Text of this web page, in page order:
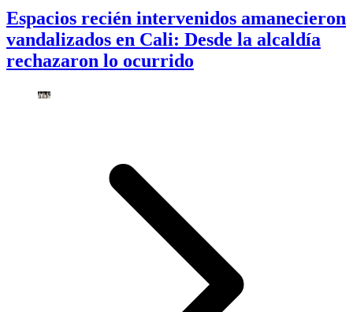
Espacios recién intervenidos amanecieron
vandalizados en Cali: Desde la alcaldía
rechazaron lo ocurrido